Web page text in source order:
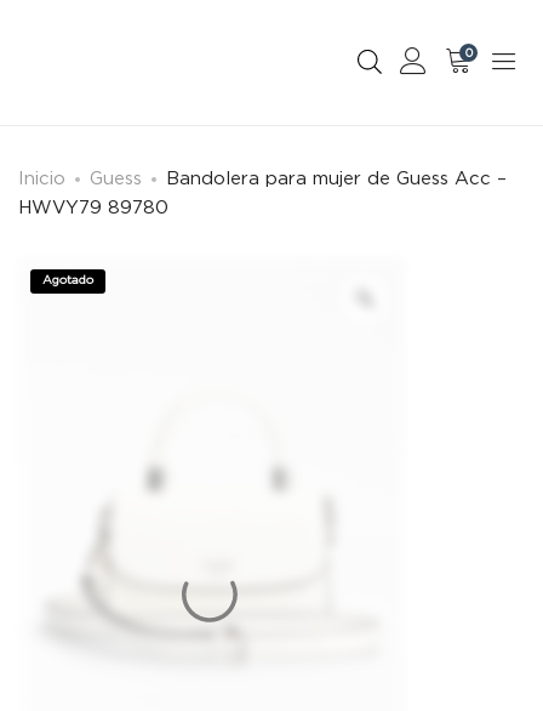
0
Inicio Guess
Bandolera para mujer de Guess Acc –
HWVY79 89780
Agotado